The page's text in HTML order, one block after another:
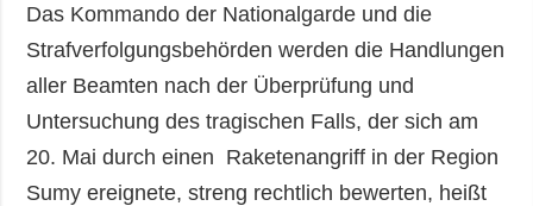
Fotos
Video
Das Kommando der Nationalgarde und die
Strafverfolgungsbehörden werden die Handlungen
aller Beamten nach der Überprüfung und
Untersuchung des tragischen Falls, der sich am
20. Mai durch einen Raketenangriff in der Region
Sumy ereignete, streng rechtlich bewerten, heißt